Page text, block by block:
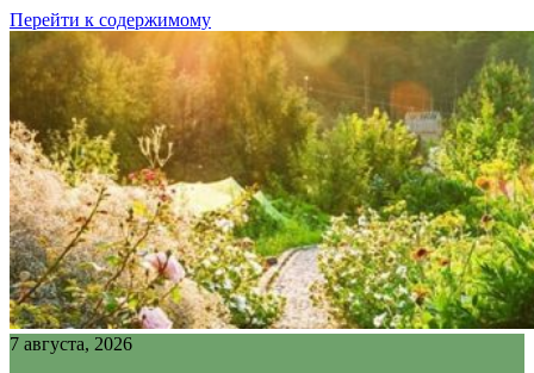
Перейти к содержимому
7 августа, 2026